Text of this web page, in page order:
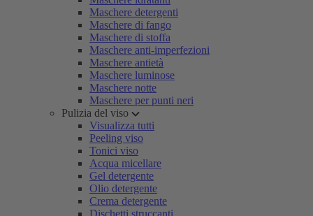
Maschere detergenti
Maschere di fango
Maschere di stoffa
Maschere anti-imperfezioni
Maschere antietà
Maschere luminose
Maschere notte
Maschere per punti neri
Pulizia del viso
Visualizza tutti
Peeling viso
Tonici viso
Acqua micellare
Gel detergente
Olio detergente
Crema detergente
Dischetti struccanti